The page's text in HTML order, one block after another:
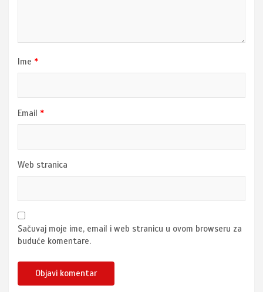
Ime *
Email *
Web stranica
Sačuvaj moje ime, email i web stranicu u ovom browseru za
buduće komentare.